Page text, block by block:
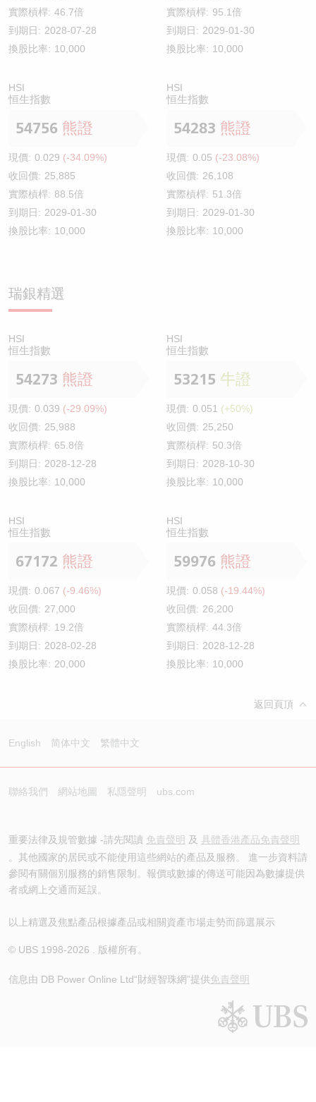
實際槓桿: 46.7倍
到期日: 2028-07-28
換股比率: 10,000
實際槓桿: 95.1倍
到期日: 2029-01-30
換股比率: 10,000
HSI
恒生指數
54756 熊證
現價: 0.029 (-34.09%)
收回價: 25,885
實際槓桿: 88.5倍
到期日: 2029-01-30
換股比率: 10,000
HSI
恒生指數
54283 熊證
現價: 0.05 (-23.08%)
收回價: 26,108
實際槓桿: 51.3倍
到期日: 2029-01-30
換股比率: 10,000
瑞銀精選
HSI
恒生指數
54273 熊證
現價: 0.039 (-29.09%)
收回價: 25,988
實際槓桿: 65.8倍
到期日: 2028-12-28
換股比率: 10,000
HSI
恒生指數
53215 牛證
現價: 0.051 (+50%)
收回價: 25,250
實際槓桿: 50.3倍
到期日: 2028-10-30
換股比率: 10,000
HSI
恒生指數
67172 熊證
現價: 0.067 (-9.46%)
收回價: 27,000
實際槓桿: 19.2倍
到期日: 2028-02-28
換股比率: 20,000
HSI
恒生指數
59976 熊證
現價: 0.058 (-19.44%)
收回價: 26,200
實際槓桿: 44.3倍
到期日: 2028-12-28
換股比率: 10,000
返回頁頂
English 简体中文 繁體中文
聯絡我們 網站地圖 私隱聲明 ubs.com
重要法律及規管數據 -請先閱讀 免責聲明 及 具體香港產品免責聲明
。其他國家的居民或不能使用這些網站的產品及服務。 進一步資料請
參閱有關個別服務的銷售限制。報價或數據的傳送可能因為數據提供
者或網上交通而延誤。
以上精選及焦點產品根據產品或相關資產市場走勢而篩選展示
© UBS 1998-2026 . 版權所有。
信息由 DB Power Online Ltd“財經智珠網”提供免責聲明